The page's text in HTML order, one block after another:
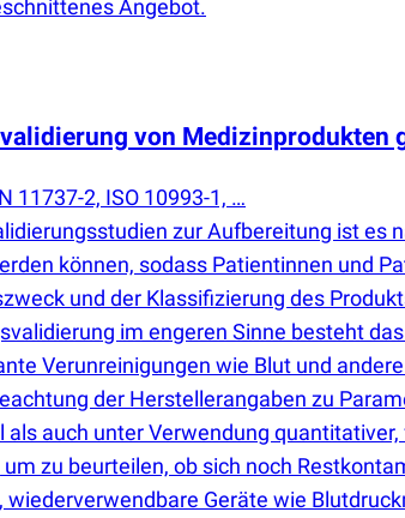
Angebot.
von Medizinprodukten
11737-2, ISO 10993-1, …
zur Aufbereitung ist
können, sodass Patientinnen und
und der Klassifizierung des
im engeren Sinne besteht
Verunreinigungen wie Blut und
der Herstellerangaben zu
als auch unter Verwendung
zu beurteilen, ob sich noch
wiederverwendbare Geräte wie